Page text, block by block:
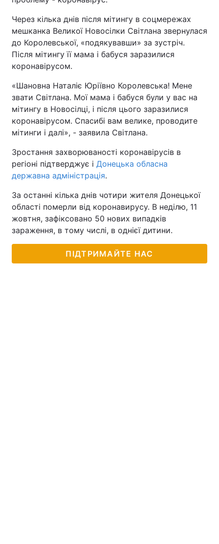
Через кілька днів після мітингу в соцмережах
мешканка Великої Новосілки Світлана звернулася
до Королевської, «подякувавши» за зустріч.
Після мітингу її мама і бабуся заразилися
коронавірусом.
«Шановна Наталіє Юріївно Королевська! Мене
звати Світлана. Мої мама і бабуся були у вас на
мітингу в Новосілці, і після цього заразилися
коронавірусом. Спасибі вам велике, проводите
мітинги і далі», - заявила Світлана.
Зростання захворюваності коронавірусів в
регіоні підтверджує і Донецька обласна
державна адміністрація.
За останні кілька днів чотири жителя Донецької
області померли від коронавирусу. В неділю, 11
жовтня, зафіксовано 50 нових випадків
зараження, в тому числі, в однієї дитини.
ПІДТРИМАЙТЕ НАС